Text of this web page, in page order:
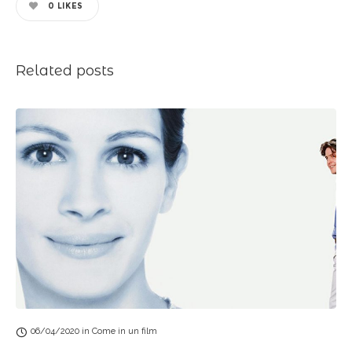
0 LIKES
Related posts
06/04/2020 in Come in un film